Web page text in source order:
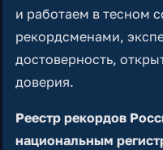
и работаем в тесном
рекордсменами,
достоверность,
доверия.
Реестр рекордов
национальным